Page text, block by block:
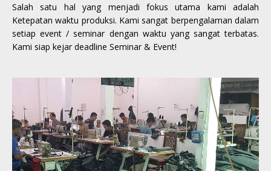
Salah satu hal yang menjadi fokus utama kami adalah
Ketepatan waktu produksi. Kami sangat berpengalaman dalam
setiap event / seminar dengan waktu yang sangat terbatas.
Kami siap kejar deadline Seminar & Event!